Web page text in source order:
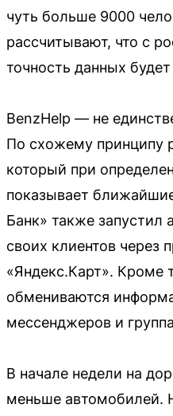
чуть больше 9000
рассчитывают, что с
точность данных
BenzHelp — не
По схожему принципу
который при
показывает
Банк» также запустил
своих клиентов через
«Яндекс.Карт». Кроме
обмениваются
мессенджеров и
В начале недели на
меньше автомобилей.